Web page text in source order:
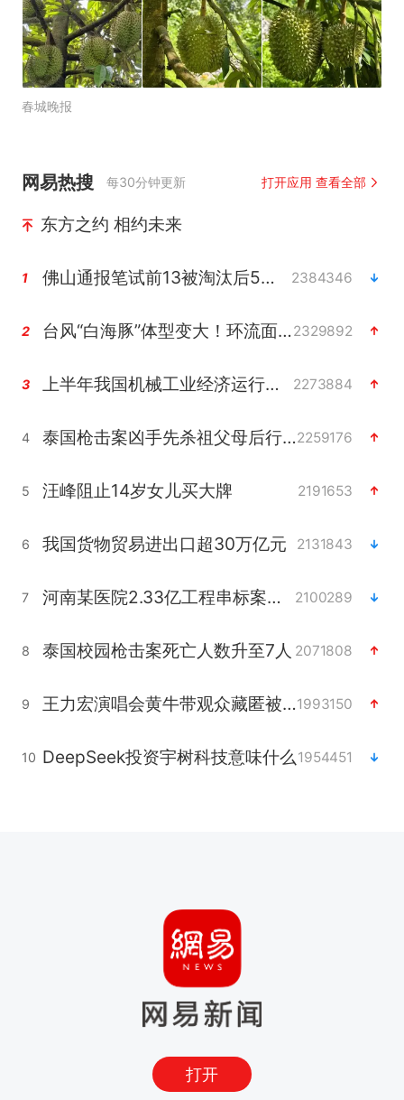
春城晚报
网易热搜 每30分钟更新 打开应用 查看全部
东方之约 相约未来
1 佛山通报笔试前13被淘汰后5名进体检 2384346
2 台风“白海豚”体型变大！环流面积接近13个浙江那么大2329892
3 上半年我国机械工业经济运行稳中有进 2273884
4 泰国枪击案凶手先杀祖父母后行凶2259176
5 汪峰阻止14岁女儿买大牌 2191653
6 我国货物贸易进出口超30万亿元 2131843
7 河南某医院2.33亿工程串标案细节披露 2100289
8 泰国校园枪击案死亡人数升至7人 2071808
9 王力宏演唱会黄牛带观众藏匿被查获1993150
10 DeepSeek投资宇树科技意味什么1954451
打开